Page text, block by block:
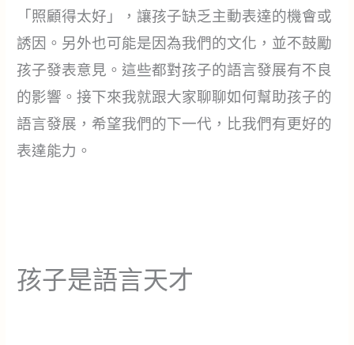
「照顧得太好」，讓孩子缺乏主動表達的機會或
誘因。另外也可能是因為我們的文化，並不鼓勵
孩子發表意見。這些都對孩子的語言發展有不良
的影響。接下來我就跟大家聊聊如何幫助孩子的
語言發展，希望我們的下一代，比我們有更好的
表達能力。
孩子是語言天才